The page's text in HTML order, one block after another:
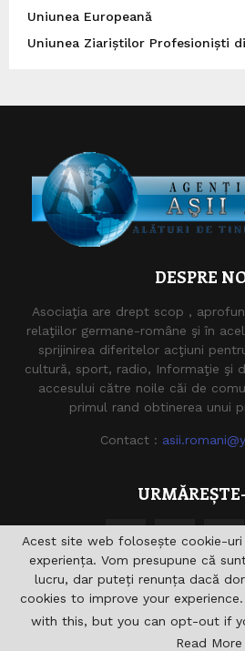
Uniunea Europeană
Uniunea Ziariștilor Profesioniști
DESPRE
Asociaţia are drept scop ,
relaţiilor germane-române şi în
sprijinirea diferitelor acţiuni
cultură, sport, radio, Informaţie şi
accesului către noile căi de
primul rand obtinerea unui
Contact :
@2021 - asiiromani.eu. Toate
Acest site web folosește cookie-
experiența. Vom presupune că
lucru, dar puteți renunța dacă
cookies to improve your
with this, but you can opt-out if
Read More